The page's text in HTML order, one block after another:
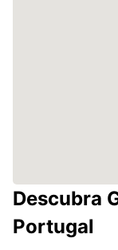
Descubra
Portugal